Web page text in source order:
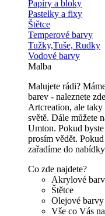
Papíry a bloky
Pastelky a fixy
Štětce
Temperové barvy
Tužky,Tuše, Rudky
Vodové barvy
Malba
Malujete rádi?
barev - naleznete
Artcreation, ale
světě. Dále můžete
Umton. Pokud
prosím vědět.
zařadíme do
Co zde najdete?
Akrylové
Štětce
Olejové barvy
Vše co Vás